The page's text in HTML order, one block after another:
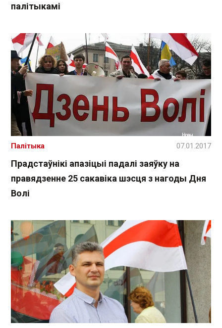
палітыкамі
Прадстаўнікі апазіцыі падалі заяўку на
правядзенне 25 сакавіка шэсця з нагоды Дня
Волі
Палітыка 07.01.2017